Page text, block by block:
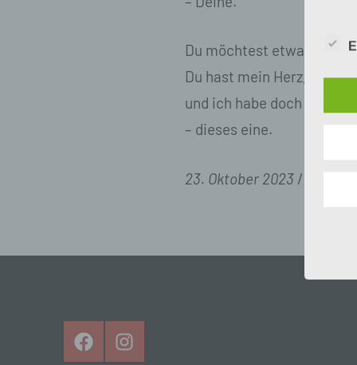
Du möchtest etwas für
Du hast mein Herz, mein
und ich habe doch nur
– dieses eine.
23. Oktober 2023 // ©
FacebookInstagram
dies
Wir